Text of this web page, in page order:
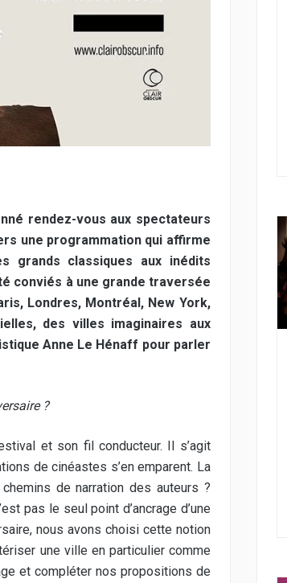
rendez-vous aux spectateurs
une programmation qui affirme
grands classiques aux inédits
conviés à une grande traversée
Londres, Montréal, New York,
des villes imaginaires aux
Anne Le Hénaff pour parler
?
et son fil conducteur. Il s’agit
de cinéastes s’en emparent. La
de narration des auteurs ?
pas le seul point d’ancrage d’une
nous avons choisi cette notion
une ville en particulier comme
et compléter nos propositions de